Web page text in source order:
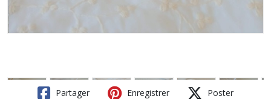
Partager Enregistrer Poster